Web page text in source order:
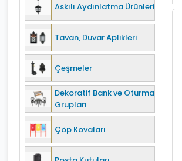
Askılı Aydınlatma Ürünleri
Tavan, Duvar Aplikleri
Çeşmeler
Dekoratif Bank ve Oturma
Grupları
Çöp Kovaları